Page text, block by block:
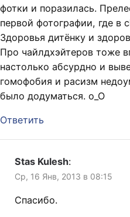
фотки и поразилась.
первой фотографии, где в
Здоровья дитёнку и
Про чайлдхэйтеров тоже
настолько абсурдно и
гомофобия и расизм
было додуматься. о_О
Ответить
Stas Kulesh:
Ср, 16 Янв, 2013 в 08:15
Спасибо.